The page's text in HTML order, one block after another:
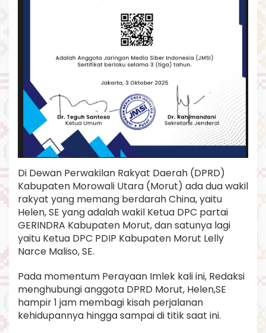
Di Dewan Perwakilan Rakyat Daerah (DPRD)
Kabupaten Morowali Utara (Morut) ada dua wakil
rakyat yang memang berdarah China, yaitu
Helen, SE yang adalah wakil Ketua DPC partai
GERINDRA Kabupaten Morut, dan satunya lagi
yaitu Ketua DPC PDIP Kabupaten Morut Lelly
Narce Maliso, SE.
Pada momentum Perayaan Imlek kali ini, Redaksi
menghubungi anggota DPRD Morut, Helen,SE
hampir 1 jam membagi kisah perjalanan
kehidupannya hingga sampai di titik saat ini.